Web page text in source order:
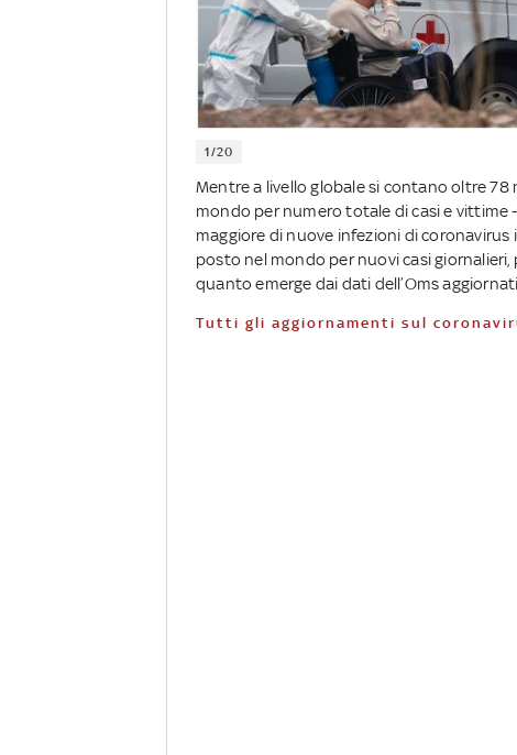
1/20
Mentre a livello globale si contano oltre 78
mondo per numero totale di casi e vittime
maggiore di nuove infezioni di coronavirus
posto nel mondo per nuovi casi giornalieri,
quanto emerge dai dati dell’Oms
Tutti gli aggiornamenti sul